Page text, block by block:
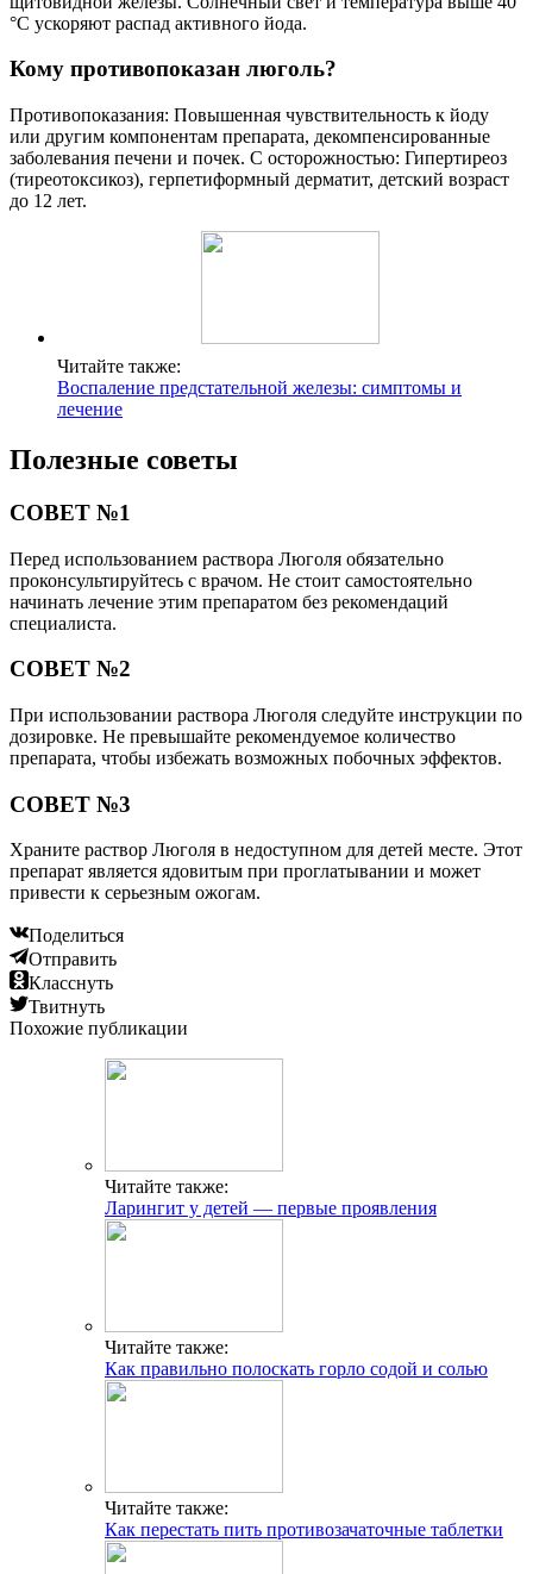
°C ускоряют распад активного йода.
Кому противопоказан люголь?
Противопоказания: Повышенная чувствительность к йоду
или другим компонентам препарата, декомпенсированные
заболевания печени и почек. С осторожностью: Гипертиреоз
(тиреотоксикоз), герпетиформный дерматит, детский возраст
до 12 лет.
Читайте также:
Воспаление предстательной железы: симптомы и
лечение
Полезные советы
СОВЕТ №1
Перед использованием раствора Люголя обязательно
проконсультируйтесь с врачом. Не стоит самостоятельно
начинать лечение этим препаратом без рекомендаций
специалиста.
СОВЕТ №2
При использовании раствора Люголя следуйте инструкции по
дозировке. Не превышайте рекомендуемое количество
препарата, чтобы избежать возможных побочных эффектов.
СОВЕТ №3
Храните раствор Люголя в недоступном для детей месте. Этот
препарат является ядовитым при проглатывании и может
привести к серьезным ожогам.
Поделиться
Отправить
Класснуть
Твитнуть
Похожие публикации
Читайте также:
Ларингит у детей — первые проявления
Читайте также:
Как правильно полоскать горло содой и солью
Читайте также:
Как перестать пить противозачаточные таблетки